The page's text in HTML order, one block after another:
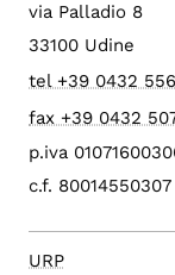
via Palladio 8
33100 Udine
tel +39 0432
fax +39 0432
p.iva
c.f. 80014550307
URP